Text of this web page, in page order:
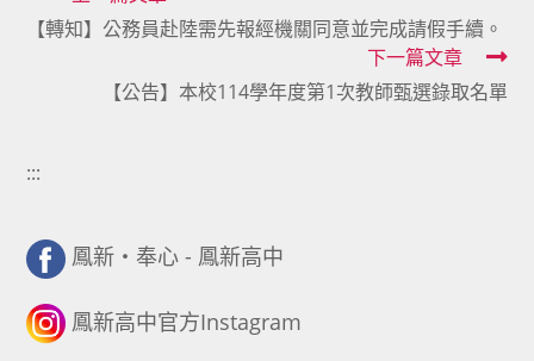
more
【轉知】公務員赴陸需先報經機關同意並完成請假手續。
下一篇文章
【公告】本校114學年度第1次教師甄選錄取名單
:::
鳳新・奉心 - 鳳新高中
鳳新高中官方Instagram